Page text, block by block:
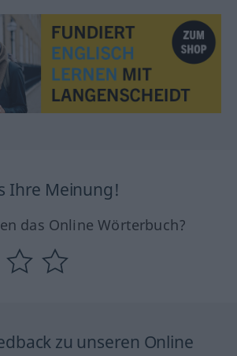
Ihre Meinung!
das Online Wörterbuch?
zu unseren Online